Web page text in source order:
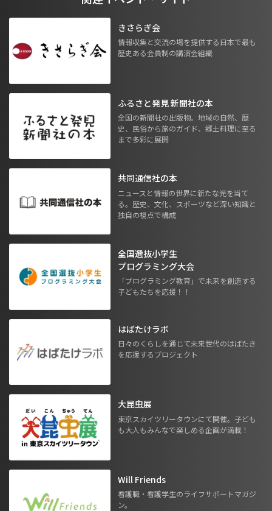
きさらぎ会
情報収集と交流の場を提供する日本で最も
歴史ある会員制の講演会組織
ふるさと発見 新聞社の本
全国の新聞社の出版物。地域の自然、歴
史、民俗から旅のガイド、郷土料理に至る
まで多彩に展開
共同通信社の本
ニュースと情報の世界に新たな光を当て
る。歴史、文化、スポーツなど深い知識と
独自の視点で構成
全国選抜小学生
プログラミング大会
「プログラミング教育」で未来を創造する
子どもたちを応援！！
はばたけラボ
日々のくらしを通じて未来世代のはばたき
を応援するプロジェクト
大昆虫展
東京スカイツリータウンにて開催。子ども
も大人もみんなで楽しめる企画が満載！
Will Friends
看護職・看護学生のライフサポートマガジ
ン。